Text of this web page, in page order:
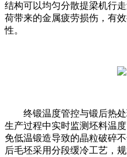
结构可以均匀分散提梁机行
荷带来的金属疲劳损伤，有
性。
终锻温度管控与锻后热
生产过程中实时监测坯料温
免低温锻造导致的晶粒破碎
后毛坯采用分段缓冷工艺，